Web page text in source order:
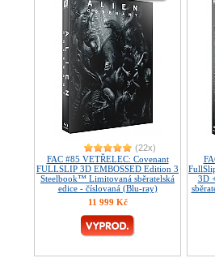
(22x)
FAC #85 VETŘELEC: Covenant
FULLSLIP 3D EMBOSSED Edition 3
Steelbook™ Limitovaná sběratelská
edice - číslovaná (Blu-ray)
11 999 Kč
3D